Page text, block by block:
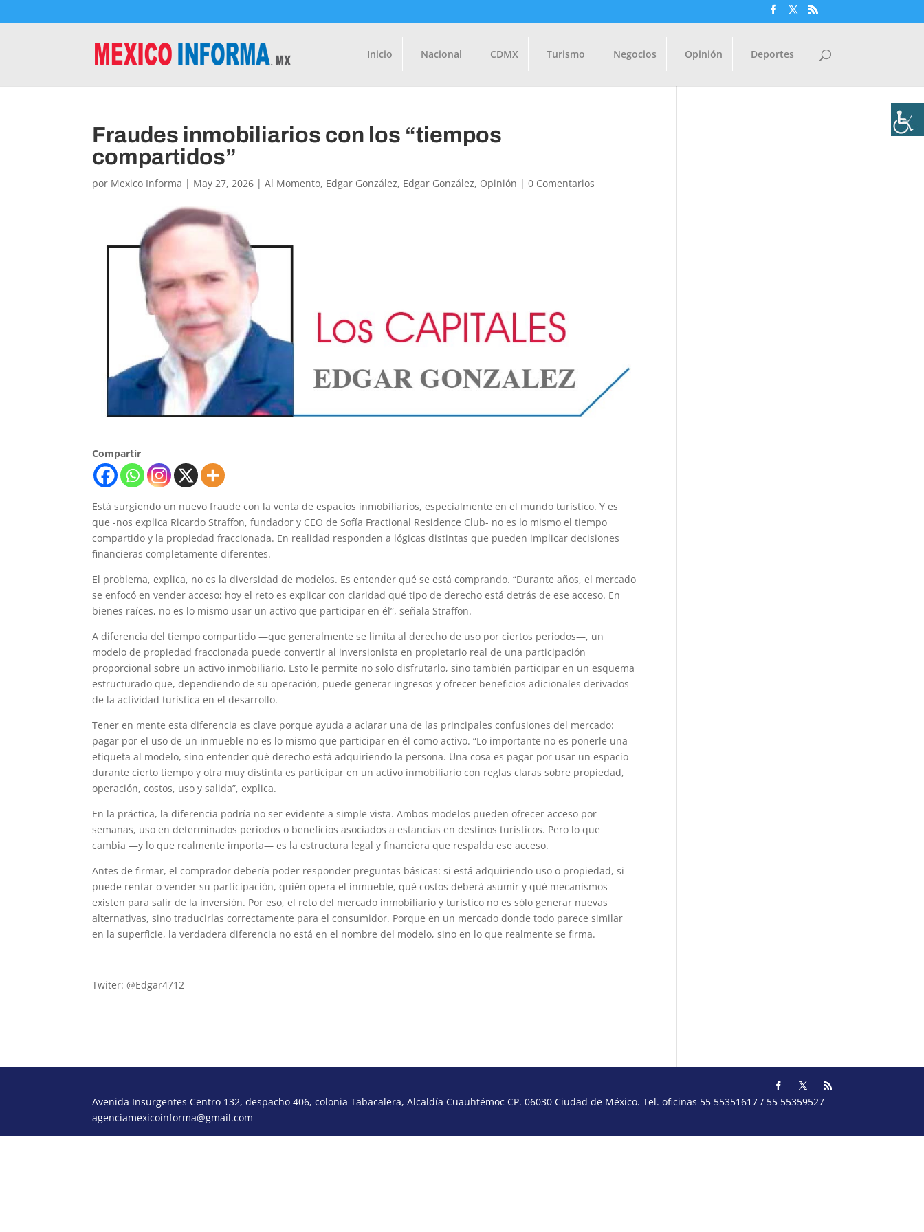
Inicio Nacional CDMX Turismo Negocios Opinión Deportes
Fraudes inmobiliarios con los “tiempos
compartidos”
por Mexico Informa | May 27, 2026 |Al Momento, Edgar González, Edgar González, Opinión |0 Comentarios
Compartir
Está surgiendo un nuevo fraude con la venta de espacios inmobiliarios, especialmente en el mundo turístico. Y es
que -nos explica Ricardo Straffon, fundador y CEO de Sofía Fractional Residence Club- no es lo mismo el tiempo
compartido y la propiedad fraccionada. En realidad responden a lógicas distintas que pueden implicar decisiones
financieras completamente diferentes.
El problema, explica, no es la diversidad de modelos. Es entender qué se está comprando. “Durante años, el mercado
se enfocó en vender acceso; hoy el reto es explicar con claridad qué tipo de derecho está detrás de ese acceso. En
bienes raíces, no es lo mismo usar un activo que participar en él”, señala Straffon.
A diferencia del tiempo compartido —que generalmente se limita al derecho de uso por ciertos periodos—, un
modelo de propiedad fraccionada puede convertir al inversionista en propietario real de una participación
proporcional sobre un activo inmobiliario. Esto le permite no solo disfrutarlo, sino también participar en un esquema
estructurado que, dependiendo de su operación, puede generar ingresos y ofrecer beneficios adicionales derivados
de la actividad turística en el desarrollo.
Tener en mente esta diferencia es clave porque ayuda a aclarar una de las principales confusiones del mercado:
pagar por el uso de un inmueble no es lo mismo que participar en él como activo. “Lo importante no es ponerle una
etiqueta al modelo, sino entender qué derecho está adquiriendo la persona. Una cosa es pagar por usar un espacio
durante cierto tiempo y otra muy distinta es participar en un activo inmobiliario con reglas claras sobre propiedad,
operación, costos, uso y salida”, explica.
En la práctica, la diferencia podría no ser evidente a simple vista. Ambos modelos pueden ofrecer acceso por
semanas, uso en determinados periodos o beneficios asociados a estancias en destinos turísticos. Pero lo que
cambia —y lo que realmente importa— es la estructura legal y financiera que respalda ese acceso.
Antes de firmar, el comprador debería poder responder preguntas básicas: si está adquiriendo uso o propiedad, si
puede rentar o vender su participación, quién opera el inmueble, qué costos deberá asumir y qué mecanismos
existen para salir de la inversión. Por eso, el reto del mercado inmobiliario y turístico no es sólo generar nuevas
alternativas, sino traducirlas correctamente para el consumidor. Porque en un mercado donde todo parece similar
en la superficie, la verdadera diferencia no está en el nombre del modelo, sino en lo que realmente se firma.
Twiter: @Edgar4712
Avenida Insurgentes Centro 132, despacho 406, colonia Tabacalera, Alcaldía Cuauhtémoc CP. 06030 Ciudad de México. Tel. oficinas 55 55351617 / 55 55359527
agenciamexicoinforma@gmail.com